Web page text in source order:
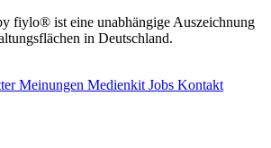
fiylo® ist eine unabhängige Auszeichnung
in Deutschland.
Meinungen Medienkit Jobs Kontakt